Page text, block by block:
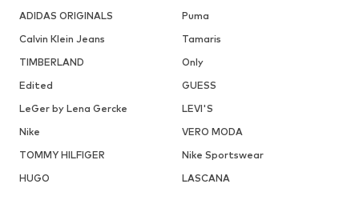
ADIDAS ORIGINALS
Puma
Calvin Klein Jeans
Tamaris
TIMBERLAND
Only
Edited
GUESS
LeGer by Lena Gercke
LEVI'S
Nike
VERO MODA
TOMMY HILFIGER
Nike Sportswear
HUGO
LASCANA